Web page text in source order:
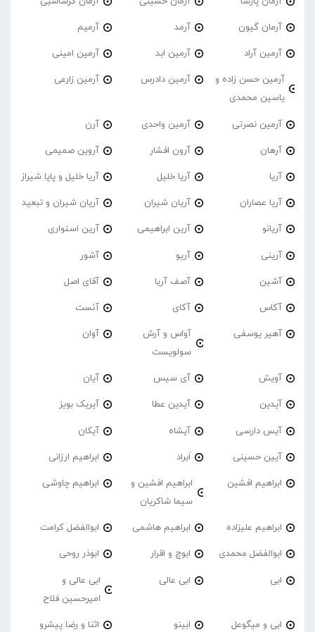
آرمان گیون آرمد آرمیم
آرمین آراد آرمین ابد آرمین امینی
آرمین حسن زاده و
یاسین محمدی
آرمین دادرس آرمین زارعی
آرمین نصرتی آرمین واحدی آرن
آرهان آرون افشار آروین صمیمی
آریا آریا خلیل آریا خلیل و پاپا شیراز
آریا عصاران آریان شیران آریان شیران و تبعید
آریانو آرین ابراهیمی آرین استواری
آرینی آریو آشور
آشین آصف آریا آقای اصل
آکاس آکای آنست
آهیر یوسفی
آواس و آرش
سولویست
آوان
آویش آی سیس آیان
آیدین آیدین عطا آیریک بویز
آیس دارسی آیشاه آیکان
آیین حسینی اَبراد ابراهیم ارزانی
ابراهیم افشین
ابراهیم افشین و
سیما شاکریان
ابراهیم چاوشی
ابراهیم علیزاده ابراهیم هاشمی ابوالفضل کرامت
ابوالفضل محمدی ابوچ و اقرار ابوذر روحی
ابی ابی عالی
ابی عالی و
امیرحسین فلاح
ابی و میگوعل ابینو اثنا و رضا پیشرو